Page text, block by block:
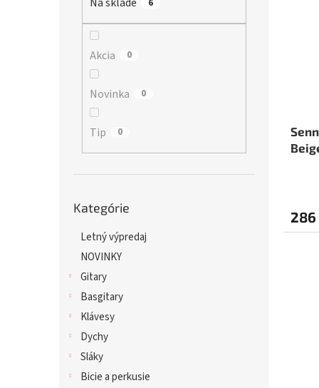
6
Akcia 0
Novinka 0
Tip 0
kategórie
Kategórie
Letný výpredaj
NOVINKY
Gitary
Basgitary
Klávesy
Dychy
Sláky
Bicie a perkusie
286